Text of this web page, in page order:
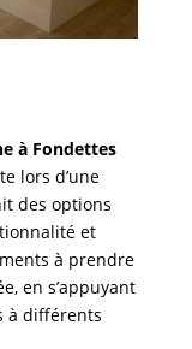
à Fondettes
lors d’une
des options
et
à prendre
en s’appuyant
à différents